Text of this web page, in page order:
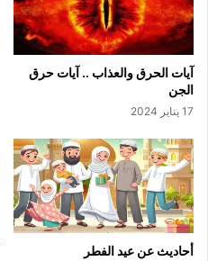
آيات الحرق والعذاب .. آيات حرق
الجن
17 يناير 2024
أحاديث عن عيد الفطر